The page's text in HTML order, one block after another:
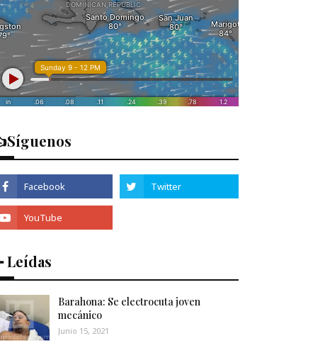
Leídas
Barahona: Se electrocuta joven
mecánico
Junio 15, 2021